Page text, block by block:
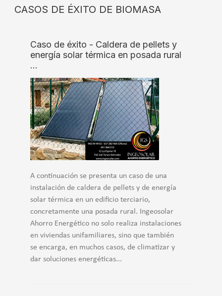
CASOS DE ÉXITO DE BIOMASA
Caso de éxito - Caldera de pellets y
energía solar térmica en posada rural
…
A continuación se presenta un caso de una
instalación de caldera de pellets y de energía
solar térmica en un edificio terciario,
concretamente una posada rural. Ingeosolar
Ahorro Energético no solo realiza instalaciones
en viviendas unifamiliares, sino que también
se encarga, en muchos casos, de climatizar y
dar soluciones energéticas...